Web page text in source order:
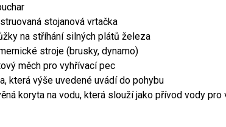
stojanová vrtačka
na stříhání silných plátů železa
stroje (brusky, dynamo)
měch pro vyhřívací pec
která výše uvedené uvádí do pohybu
koryta na vodu, která slouží jako přívod vody pro